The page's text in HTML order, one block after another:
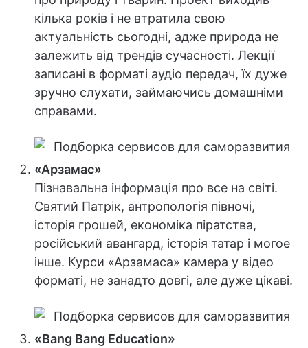
кілька років і не втратила свою
актуальність сьогодні, адже природа не
залежить від трендів сучасності. Лекції
записані в форматі аудіо передач, їх дуже
зручно слухати, займаючись домашніми
справами.
«Арзамас»
Пізнавальна інформація про все на світі.
Святий Патрік, антропологія півночі,
історія грошей, економіка піратства,
російський авангард, історія татар і могое
інше. Курси «Арзамаса» камера у відео
форматі, не занадто довгі, але дуже цікаві.
«Bang Bang Education»